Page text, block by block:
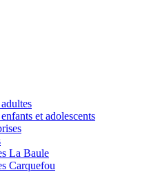
et adolescents
La Baule
Carquefou